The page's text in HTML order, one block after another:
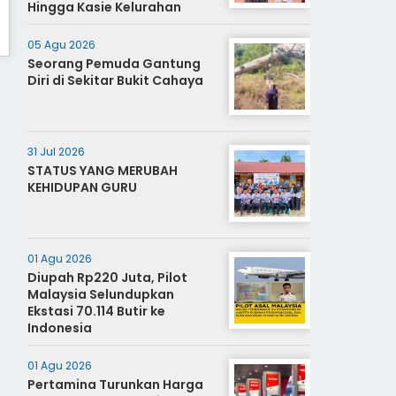
Hingga Kasie Kelurahan
05 Agu 2026
Seorang Pemuda Gantung
Diri di Sekitar Bukit Cahaya
31 Jul 2026
STATUS YANG MERUBAH
KEHIDUPAN GURU
01 Agu 2026
Diupah Rp220 Juta, Pilot
Malaysia Selundupkan
Ekstasi 70.114 Butir ke
Indonesia
01 Agu 2026
Pertamina Turunkan Harga